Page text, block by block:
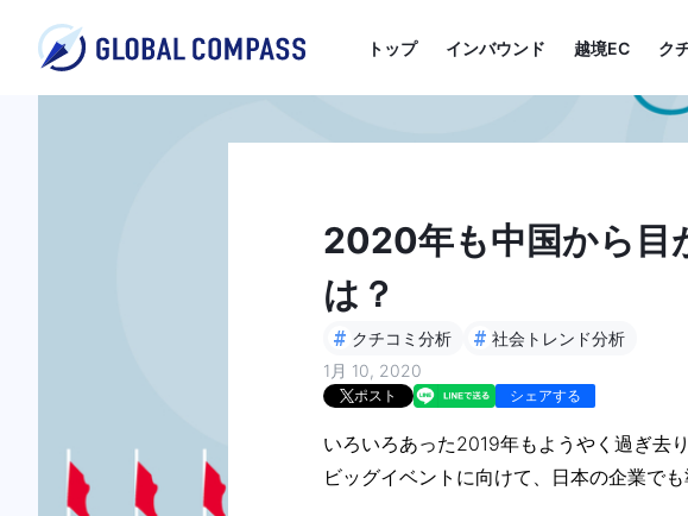
トップ インバウンド 越境EC ク
2020年も中国から
は？
# クチコミ分析 # 社会トレンド分析
1月 10, 2020
ポスト シェアする
いろいろあった2019年もようやく過ぎ去
ビッグイベントに向けて、日本の企業でも